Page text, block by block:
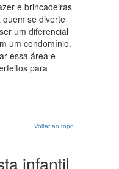
e brincadeiras
se diverte
um diferencial
um condomínio.
essa área e
para
Voltar ao topo
infantil